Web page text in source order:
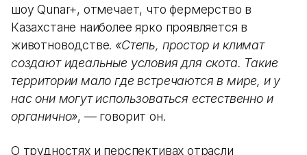
шоу Qunar+, отмечает, что фермерство в
Казахстане наиболее ярко проявляется в
животноводстве. «Степь, простор и климат
создают идеальные условия для скота. Такие
территории мало где встречаются в мире, и у
нас они могут использоваться естественно и
органично», — говорит он.
О трудностях и перспективах отрасли